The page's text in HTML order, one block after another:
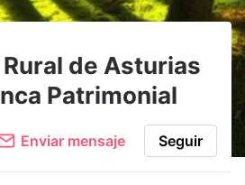
Rural de Asturias
Patrimonial
Enviar mensaje Seguir